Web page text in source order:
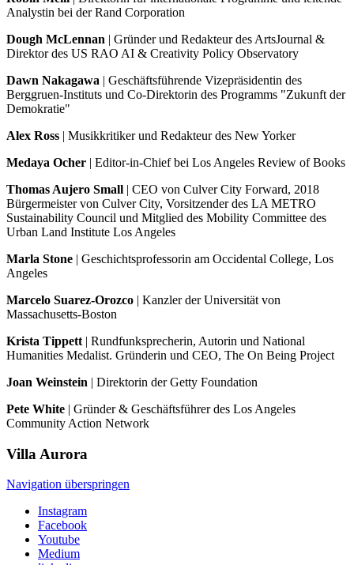
Analystin bei der Rand Corporation
Dough McLennan | Gründer und Redakteur des ArtsJournal &
Direktor des US RAO AI & Creativity Policy Observatory
Dawn Nakagawa | Geschäftsführende Vizepräsidentin des
Berggruen-Instituts und Co-Direktorin des Programms "Zukunft der
Demokratie"
Alex Ross | Musikkritiker und Redakteur des New Yorker
Medaya Ocher | Editor-in-Chief bei Los Angeles Review of Books
Thomas Aujero Small | CEO von Culver City Forward, 2018
Bürgermeister von Culver City, Vorsitzender des LA METRO
Sustainability Council und Mitglied des Mobility Committee des
Urban Land Institute Los Angeles
Marla Stone | Geschichtsprofessorin am Occidental College, Los
Angeles
Marcelo Suarez-Orozco | Kanzler der Universität von
Massachusetts-Boston
Krista Tippett | Rundfunksprecherin, Autorin und National
Humanities Medalist. Gründerin und CEO, The On Being Project
Joan Weinstein | Direktorin der Getty Foundation
Pete White | Gründer & Geschäftsführer des Los Angeles
Community Action Network
Villa Aurora
Navigation überspringen
Instagram
Facebook
Youtube
Medium